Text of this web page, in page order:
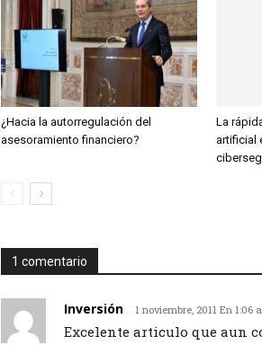
¿Hacia la autorregulación del
asesoramiento financiero?
La
artificial
1 comentario
Inversión 1 noviembre, 2011 En 1:06
Excelente articulo que aun